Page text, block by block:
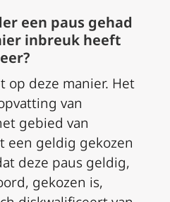
een paus gehad
inbreuk heeft
op deze manier. Het
van
gebied van
een geldig gekozen
deze paus geldig,
gekozen is,